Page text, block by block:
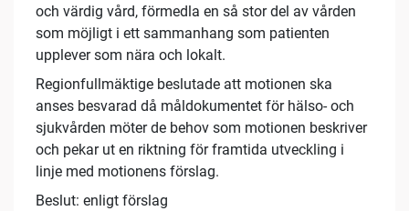
och värdig vård, förmedla en så stor del av vården
som möjligt i ett sammanhang som patienten
upplever som nära och lokalt.
Regionfullmäktige beslutade att motionen ska
anses besvarad då måldokumentet för hälso- och
sjukvården möter de behov som motionen beskriver
och pekar ut en riktning för framtida utveckling i
linje med motionens förslag.
Beslut: enligt förslag